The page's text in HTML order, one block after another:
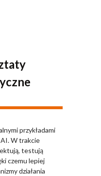
przykładami
W trakcie
testują
czemu lepiej
działania